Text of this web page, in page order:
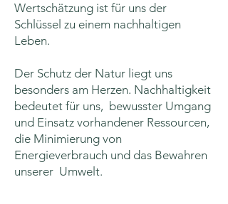
​Wertschätzung ist für uns der
Schlüssel zu einem nachhaltigen
Leben.
Der Schutz der Natur liegt uns
besonders am Herzen. Nachhaltigkeit
bedeutet für uns, bewusster Umgang
und Einsatz vorhandener Ressourcen,
die Minimierung von
Energieverbrauch und das Bewahren
unserer Umwelt.